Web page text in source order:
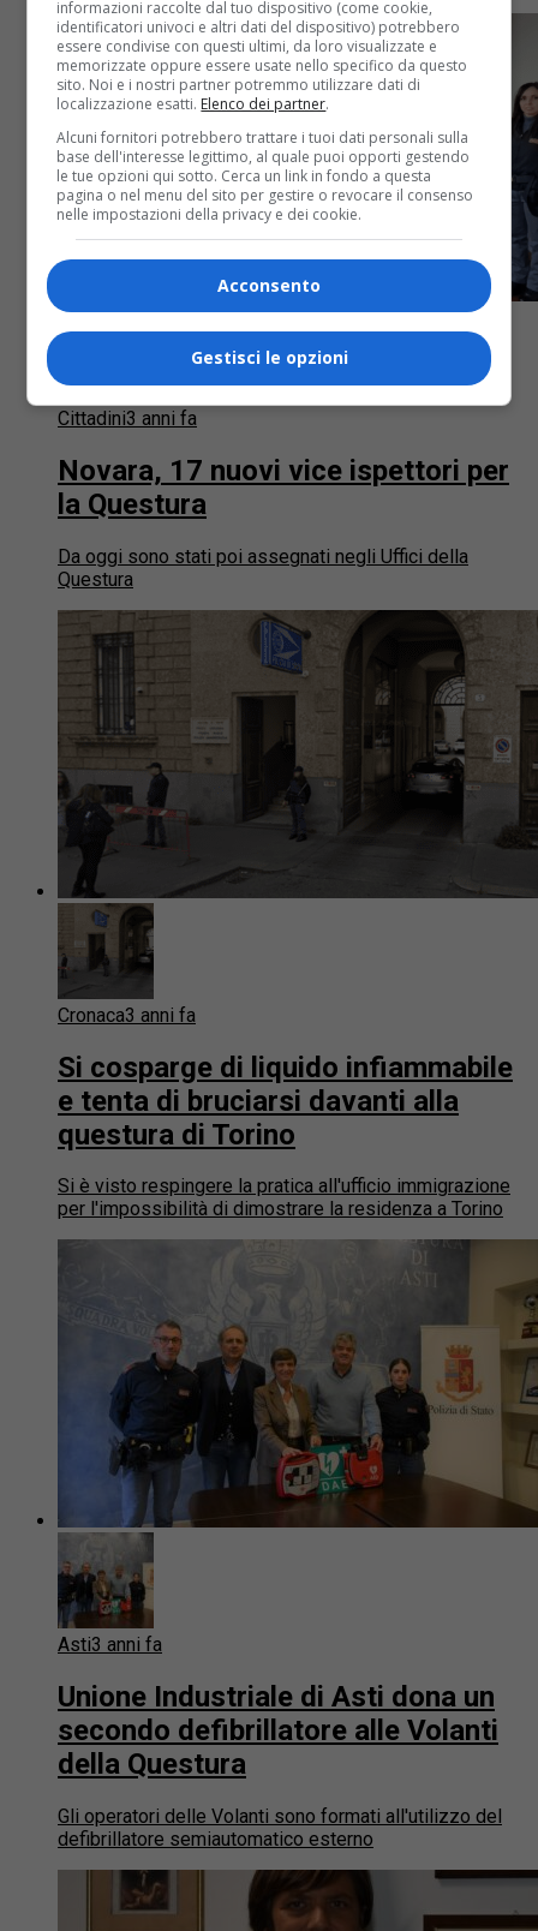
Cittadini3 anni fa
Novara, 17 nuovi vice ispettori per
la Questura
Da oggi sono stati poi assegnati negli Uffici della
Questura
Cronaca3 anni fa
Si cosparge di liquido infiammabile
e tenta di bruciarsi davanti alla
questura di Torino
Si è visto respingere la pratica all'ufficio immigrazione
per l'impossibilità di dimostrare la residenza a Torino
Asti3 anni fa
Unione Industriale di Asti dona un
secondo defibrillatore alle Volanti
della Questura
Gli operatori delle Volanti sono formati all'utilizzo del
defibrillatore semiautomatico esterno
informazioni raccolte dal tuo dispositivo (come cookie,
identificatori univoci e altri dati del dispositivo) potrebbero
essere condivise con questi ultimi, da loro visualizzate e
memorizzate oppure essere usate nello specifico da questo
sito. Noi e i nostri partner potremmo utilizzare dati di
localizzazione esatti. Elenco dei partner.
Alcuni fornitori potrebbero trattare i tuoi dati personali sulla
base dell'interesse legittimo, al quale puoi opporti gestendo
le tue opzioni qui sotto. Cerca un link in fondo a questa
pagina o nel menu del sito per gestire o revocare il consenso
nelle impostazioni della privacy e dei cookie.
Acconsento
Gestisci le opzioni